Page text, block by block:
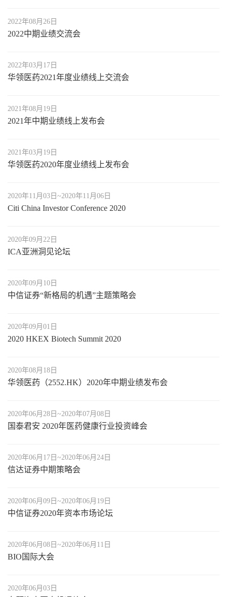
2022年08月26日
2022中期业绩交流会
2022年03月17日
华领医药2021年度业绩线上交流会
2021年08月19日
2021年中期业绩线上发布会
2021年03月19日
华领医药2020年度业绩线上发布会
2020年11月03日~2020年11月06日
Citi China Investor Conference 2020
2020年09月22日
ICA亚洲洞见论坛
2020年09月10日
中信证券“新格局的机遇”主题策略会
2020年09月01日
2020 HKEX Biotech Summit 2020
2020年08月18日
华领医药（2552.HK）2020年中期业绩发布会
2020年06月28日~2020年07月08日
国泰君安 2020年医药健康行业投资峰会
2020年06月17日~2020年06月24日
信达证券中期策略会
2020年06月09日~2020年06月19日
中信证券2020年资本市场论坛
2020年06月08日~2020年06月11日
BIO国际大会
2020年06月03日